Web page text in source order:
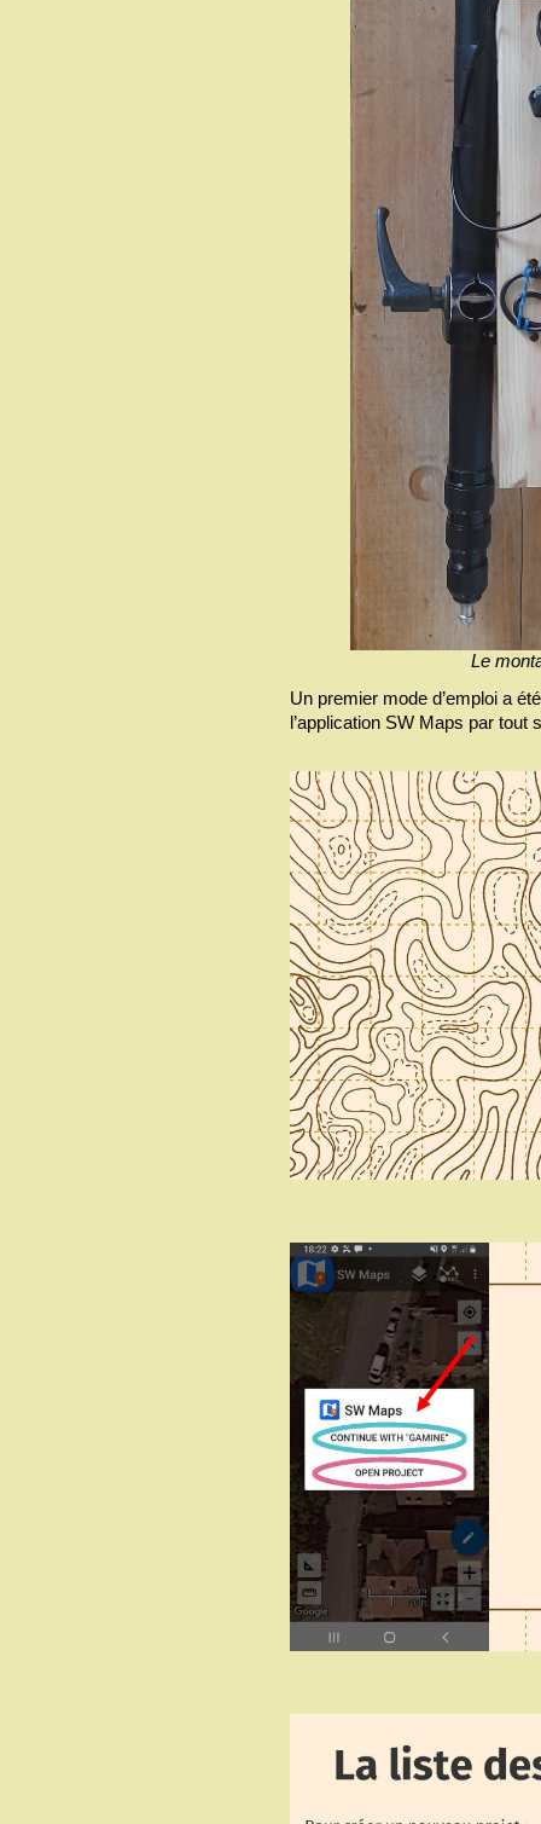
Le
Un premier mode d’emploi a
l’application SW Maps par tout